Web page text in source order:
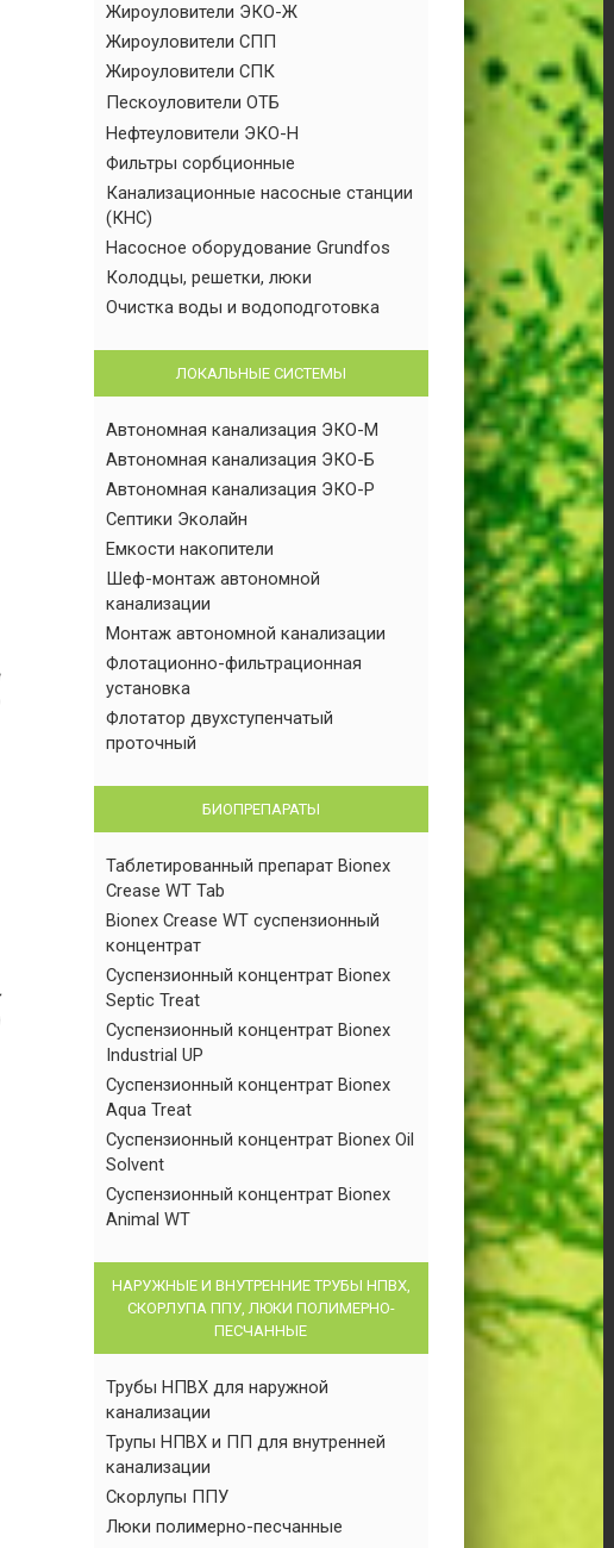
Жироуловители ЭКО-Ж
Жироуловители СПП
Жироуловители СПК
Пескоуловители ОТБ
Нефтеуловители ЭКО-Н
Фильтры сорбционные
Канализационные насосные станции
(КНС)
Насосное оборудование Grundfos
Колодцы, решетки, люки
Очистка воды и водоподготовка
ЛОКАЛЬНЫЕ СИСТЕМЫ
Автономная канализация ЭКО-М
Автономная канализация ЭКО-Б
Автономная канализация ЭКО-Р
Септики Эколайн
Емкости накопители
Шеф-монтаж автономной
канализации
Монтаж автономной канализации
Флотационно-фильтрационная
установка
Флотатор двухступенчатый
проточный
БИОПРЕПАРАТЫ
Таблетированный препарат Bionex
Crease WT Tab
Bionex Crease WT суспензионный
концентрат
Суспензионный концентрат Bionex
Septic Treat
Суспензионный концентрат Bionex
Industrial UP
Суспензионный концентрат Bionex
Aqua Treat
Суспензионный концентрат Bionex Oil
Solvent
Суспензионный концентрат Bionex
Animal WT
НАРУЖНЫЕ И ВНУТРЕННИЕ ТРУБЫ НПВХ,
СКОРЛУПА ППУ, ЛЮКИ ПОЛИМЕРНО-
ПЕСЧАННЫЕ
Трубы НПВХ для наружной
канализации
Трупы НПВХ и ПП для внутренней
канализации
Скорлупы ППУ
Люки полимерно-песчанные